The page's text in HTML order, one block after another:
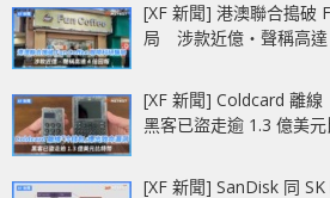
[XF 新聞] 港澳聯合搗破
局 涉款近億‧聲稱高達
[XF 新聞] Coldcard 離
黑客已盜走逾 1.3 億美
[XF 新聞] SanDisk 同